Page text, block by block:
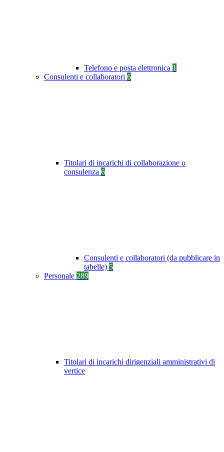
Telefono e posta elettronica 1
Consulenti e collaboratori 6
Titolari di incarichi di collaborazione o
consulenza 6
Consulenti e collaboratori (da pubblicare in
tabelle) 5
Personale 289
Titolari di incarichi dirigenziali amministrativi di
vertice